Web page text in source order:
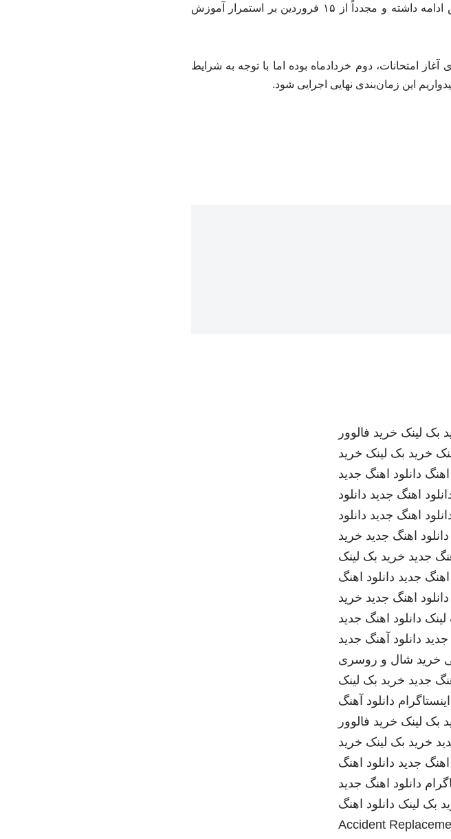
وی خاطرنشان کرد: آموزش‌های مجازی تا ۲۸ اسفند سال پیش ادامه داشته و مجدداً از ۱۵ فروردین بر استمرار آموزش
امتحانات، دوم خردادماه بوده اما با توجه به شرایط
بک لینک خرید فالوور
خرید بک لینک خرید
اهنگ دانلود اهنگ جدید
اهنگ جدید دانلود
اهنگ جدید دانلود
دانلود اهنگ جدید خرید
جدید خرید بک لینک
اهنگ جدید دانلود اهنگ
دانلود اهنگ جدید خرید
دانلود اهنگ جدید
جدید دانلود آهنگ جدید
خرید شال و روسری
جدید خرید بک لینک
دانلود آهنگ
بک لینک خرید فالوور
خرید بک لینک خرید
اهنگ جدید دانلود اهنگ
دانلود اهنگ جدید
بک لینک دانلود اهنگ
Accident